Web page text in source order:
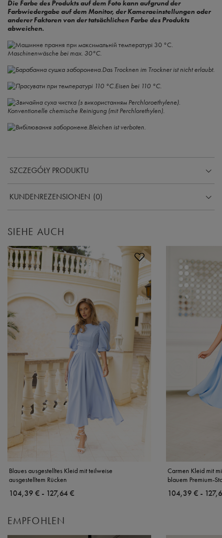
Die Farbe des Produkts auf dem Foto kann aufgrund der
Farbwiedergabe auf dem Monitor, der Kameraeinstellungen oder
anderer Faktoren von der tatsächlichen Farbe des Produkts
abweichen.
Maschinenwäsche bei max. 30°C.
Das Trocknen im Trockner ist nicht erlaubt.
Eisen bei 110 °C.
Konventionelle chemische Reinigung (mit Perchlorethylen).
Bleichen ist verboten.
SZCZEGÓŁY PRODUKTU
KUNDENREZENSIONEN (0)
SIEHE AUCH
Blaues ausgestelltes Kleid mit teilweise
ausgestelltem Rücken
ab
104,39 € - bis
127,64 €
Carmen Kleid mit
blauem Premium-
ab
104,39 € - bis
EMPFOHLEN